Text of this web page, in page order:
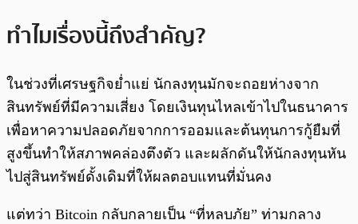
ทำไมเรื่องนี้ถึงสำคัญ?
ในช่วงที่เศรษฐกิจย่ำแย่ นักลงทุนมักจะถอยห่างจาก
สินทรัพย์ที่มีความเสี่ยง โดยเงินทุนไหลเข้าไปในธนาคาร
เพื่อหาความปลอดภัยจากการออมและต้นทุนการกู้ยืมที่
สูงขึ้นทำให้สภาพคล่องตึงตัว และผลักดันให้นักลงทุนหัน
ไปสู่สินทรัพย์ดั้งเดิมที่ให้ผลตอบแทนที่มั่นคง
แต่ทว่า Bitcoin กลับกลายเป็น “ที่หลบภัย” ท่ามกลาง